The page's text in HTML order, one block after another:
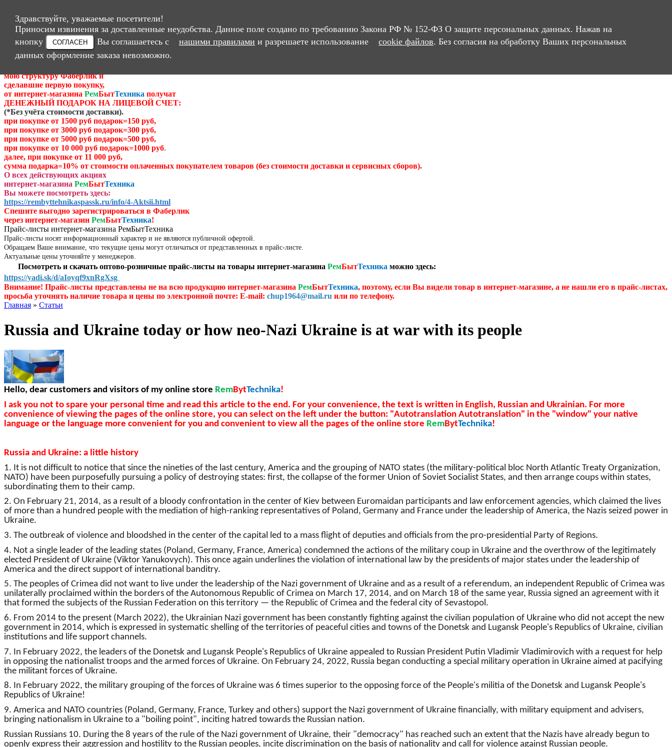
НА СУММУ ОТ 1000 РУБ В ТЕЧЕНИЕ 24 ЧАСОВ
С МОМЕНТА РЕГИСТРАЦИИ В ФАБЕРЛИК,
ФАБЕРЛИК ДАРИТ ДОПОЛНИТЕЛЬНЫЙ ПОДАРОК!
ВНИМАНИЕ!
мою структуру Фаберлик и
сделавшие первую покупку,
от интернет-магазина РемБытТехника получат
ДЕНЕЖНЫЙ ПОДАРОК НА ЛИЦЕВОЙ СЧЕТ:
(*Без учёта стоимости доставки).
при покупке от 1500 руб подарок=150 руб,
при покупке от 3000 руб подарок=300 руб,
при покупке от 5000 руб подарок=500 руб,
при покупке от 10 000 руб подарок=1000 руб.
далее, при покупке от 11 000 руб,
сумма подарка=10% от стоимости оплаченных покупателем товаров (без стоимости доставки и сервисных сборов).
О всех действующих акциях
интернет-магазина РемБытТехника
Вы можете посмотреть здесь:
https://rembyttehnikaspassk.ru/info/4-Aktsii.html
Спешите выгодно зарегистрироваться в Фаберлик
через интернет-магазин РемБытТехника!
Прайс-листы интернет-магазина РемБытТехника
Прайс-листы носят информационный характер и не являются публичной офертой.
Обращаем Ваше внимание, что текущие цены могут отличаться от представленных в прайс-листе.
Актуальные цены уточняйте у менеджеров.
Посмотреть и скачать оптово-розничные прайс-листы на товары интернет-магазина РемБытТехника можно здесь:
https://yadi.sk/d/aIoyqf9xnRgXsg
Внимание! Прайс-листы представлены не на всю продукцию интернет-магазина РемБытТехника, поэтому, если Вы видели товар в интернет-магазине, а не нашли его в прайс-листах,
просьба уточнять наличие товара и цены по электронной почте: E-mail: chup1964@mail.ru или по телефону.
Главная » Статьи
Russia and Ukraine today or how neo-Nazi Ukraine is at war with its people
Hello, dear customers and visitors of my online store RemBytTechnika!
I ask you not to spare your personal time and read this article to the end. For your convenience, the text is written in English, Russian and Ukrainian. For more
convenience of viewing the pages of the online store, you can select on the left under the button: "Autotranslation Autotranslation" in the "window" your native
language or the language more convenient for you and convenient to view all the pages of the online store RemBytTechnika!
Russia and Ukraine: a little history
1. It is not difficult to notice that since the nineties of the last century, America and the grouping of NATO states (the military-political bloc North Atlantic Treaty Organization,
NATO) have been purposefully pursuing a policy of destroying states: first, the collapse of the former Union of Soviet Socialist States, and then arrange coups within states,
subordinating them to their camp.
2. On February 21, 2014, as a result of a bloody confrontation in the center of Kiev between Euromaidan participants and law enforcement agencies, which claimed the lives
of more than a hundred people with the mediation of high-ranking representatives of Poland, Germany and France under the leadership of America, the Nazis seized power in
Ukraine.
3. The outbreak of violence and bloodshed in the center of the capital led to a mass flight of deputies and officials from the pro-presidential Party of Regions.
4. Not a single leader of the leading states (Poland, Germany, France, America) condemned the actions of the military coup in Ukraine and the overthrow of the legitimately
elected President of Ukraine (Viktor Yanukovych). This once again underlines the violation of international law by the presidents of major states under the leadership of
America and the direct support of international banditry.
5. The peoples of Crimea did not want to live under the leadership of the Nazi government of Ukraine and as a result of a referendum, an independent Republic of Crimea was
unilaterally proclaimed within the borders of the Autonomous Republic of Crimea on March 17, 2014, and on March 18 of the same year, Russia signed an agreement with it
that formed the subjects of the Russian Federation on this territory — the Republic of Crimea and the federal city of Sevastopol.
6. From 2014 to the present (March 2022), the Ukrainian Nazi government has been constantly fighting against the civilian population of Ukraine who did not accept the new
government in 2014, which is expressed in systematic shelling of the territories of peaceful cities and towns of the Donetsk and Lugansk People's Republics of Ukraine, civilian
institutions and life support channels.
7. In February 2022, the leaders of the Donetsk and Lugansk People's Republics of Ukraine appealed to Russian President Putin Vladimir Vladimirovich with a request for help
in opposing the nationalist troops and the armed forces of Ukraine. On February 24, 2022, Russia began conducting a special military operation in Ukraine aimed at pacifying
the militant forces of Ukraine.
8. In February 2022, the military grouping of the forces of Ukraine was 6 times superior to the opposing force of the People's militia of the Donetsk and Lugansk People's
Republics of Ukraine!
9. America and NATO countries (Poland, Germany, France, Turkey and others) support the Nazi government of Ukraine financially, with military equipment and advisers,
bringing nationalism in Ukraine to a "boiling point", inciting hatred towards the Russian nation.
Russian Russians 10. During the 8 years of the rule of the Nazi government of Ukraine, their "democracy" has reached such an extent that the Nazis have already begun to
openly express their aggression and hostility to the Russian peoples, incite discrimination on the basis of nationality and call for violence against Russian people.
Здравствуйте, уважаемые посетители!
Приносим извинения за доставленные неудобства. Данное поле создано по требованию Закона РФ № 152-ФЗ О защите персональных данных. Нажав на
кнопку
СОГЛАСЕН Вы соглашаетесь с нашими правилами и разрешаете использование cookie файлов. Без согласия на обработку Ваших персональных
данных оформление заказа невозможно.